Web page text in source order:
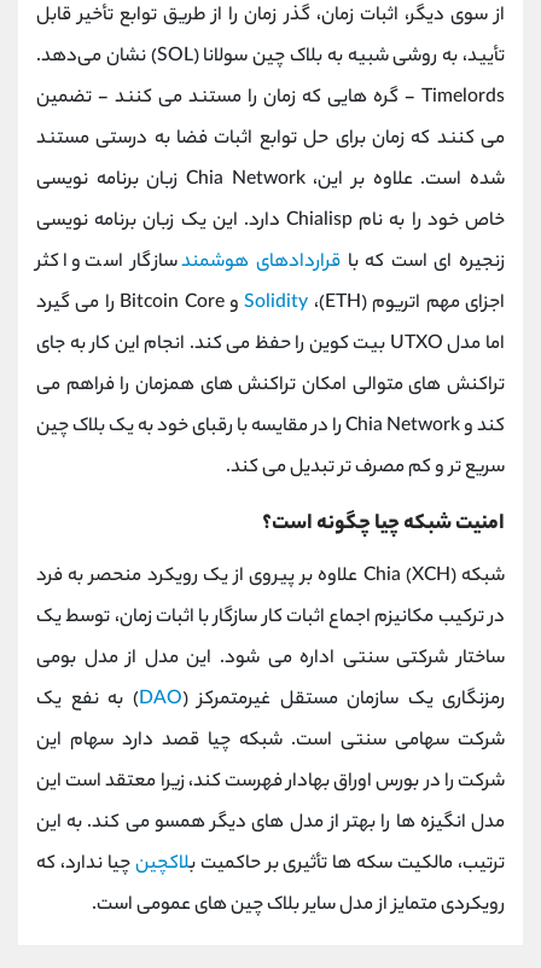
از سوی دیگر، اثبات زمان، گذر زمان را از طریق توابع تأخیر قابل
تأیید، به روشی شبیه به بلاک چین سولانا (SOL) نشان می‌دهد.
Timelords - گره هایی که زمان را مستند می کنند - تضمین
می کنند که زمان برای حل توابع اثبات فضا به درستی مستند
شده است. علاوه بر این، Chia Network زبان برنامه نویسی
خاص خود را به نام Chialisp دارد. این یک زبان برنامه نویسی
زنجیره ای است که با قراردادهای هوشمندسازگار است و اکثر
اجزای مهم اتریوم (ETH)،
Solidity
و Bitcoin Core را می گیرد
اما مدل UTXO بیت کوین را حفظ می کند. انجام این کار به جای
تراکنش های متوالی امکان تراکنش های همزمان را فراهم می
کند و Chia Network را در مقایسه با رقبای خود به یک بلاک چین
سریع تر و کم مصرف تر تبدیل می کند.
امنیت شبکه چیا چگونه است؟
شبکه Chia (XCH) علاوه بر پیروی از یک رویکرد منحصر به فرد
در ترکیب مکانیزم اجماع اثبات کار سازگار با اثبات زمان، توسط یک
ساختار شرکتی سنتی اداره می شود. این مدل از مدل بومی
رمزنگاری یک سازمان مستقل غیرمتمرکز (DAO) به نفع یک
شرکت سهامی سنتی است. شبکه چیا قصد دارد سهام این
شرکت را در بورس اوراق بهادار فهرست کند، زیرا معتقد است این
مدل انگیزه ها را بهتر از مدل های دیگر همسو می کند. به این
ترتیب، مالکیت سکه ها تأثیری بر حاکمیت بلاکچینچیا ندارد، که
رویکردی متمایز از مدل سایر بلاک چین های عمومی است.